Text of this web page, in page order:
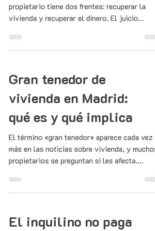
propietario tiene dos frentes: recuperar la
vivienda y recuperar el dinero. El juicio
impagadas de forma rápida y sin abogado
obligatorio.
Gran tenedor de
vivienda en Madrid:
qué es y qué implica
El término «gran tenedor» aparece cada vez
más en las noticias sobre vivienda, y muchos
propietarios se preguntan si les afecta.
el umbral y qué implica en Madrid.
El inquilino no paga